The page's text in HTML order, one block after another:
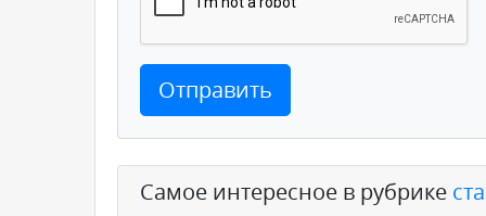
Отправить
Самое интересное в рубрике